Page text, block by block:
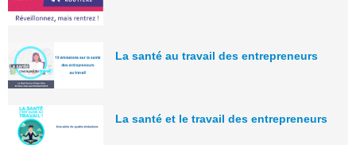
La santé au travail des entrepreneurs
La santé et le travail des entrepreneurs